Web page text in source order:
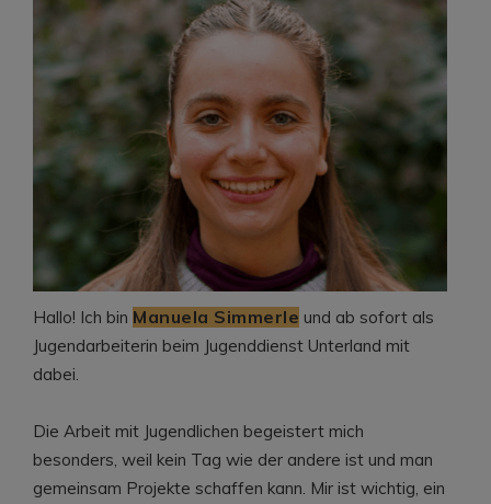
Hallo! Ich bin Manuela Simmerle und ab sofort als
Jugendarbeiterin beim Jugenddienst Unterland mit
dabei.
Die Arbeit mit Jugendlichen begeistert mich
besonders, weil kein Tag wie der andere ist und man
gemeinsam Projekte schaffen kann. Mir ist wichtig, ein